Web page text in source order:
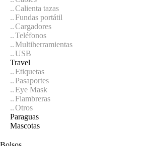
Calienta tazas
Fundas portátil
Cargadores
Teléfonos
Multiherramientas
USB
Travel
Etiquetas
Pasaportes
Eye Mask
Fiambreras
Otros
Paraguas
Mascotas